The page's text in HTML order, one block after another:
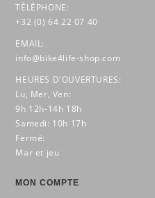
TÉLÉPHONE:
+32 (0) 64 22 07 40
EMAIL:
info@bike4life-shop.com
HEURES D'OUVERTURES:
Lu, Mer, Ven:
9h 12h-14h 18h
Samedi: 10h 17h
Fermé:
Mar et jeu
MON COMPTE